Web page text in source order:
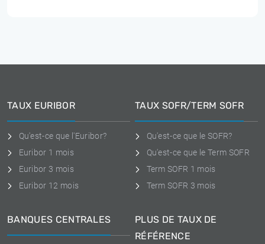
TAUX EURIBOR
Qu'est-ce que l'Euribor?
Euribor 1 mois
Euribor 3 mois
Euribor 12 mois
TAUX SOFR/TERM SOFR
Qu'est-ce que le SOFR?
Qu'est-ce que le Term SOFR
Term SOFR 1 mois
Term SOFR 3 mois
BANQUES CENTRALES
PLUS DE TAUX DE
RÉFÉRENCE